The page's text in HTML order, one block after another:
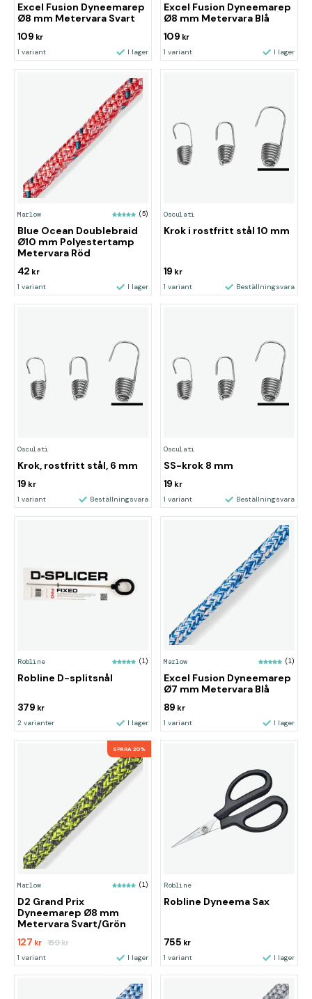
Excel Fusion Dyneemarep
Ø8 mm Metervara Svart
109 kr
1 variant I lager
Excel Fusion Dyneemarep
Ø8 mm Metervara Blå
109 kr
1 variant I lager
Marlow (5)
Blue Ocean Doublebraid
Ø10 mm Polyestertamp
Metervara Röd
42 kr
1 variant I lager
Osculati
Krok i rostfritt stål 10 mm
19 kr
1 variant Beställningsvara
Osculati
Krok, rostfritt stål, 6 mm
19 kr
1 variant Beställningsvara
Osculati
SS-krok 8 mm
19 kr
1 variant Beställningsvara
Robline (1)
Robline D-splitsnål
379 kr
2 varianter I lager
Marlow (1)
Excel Fusion Dyneemarep
Ø7 mm Metervara Blå
89 kr
1 variant I lager
SPARA 20%
Marlow (1)
D2 Grand Prix
Dyneemarep Ø8 mm
Metervara Svart/Grön
127 kr 159kr
1 variant I lager
Robline
Robline Dyneema Sax
755 kr
1 variant I lager